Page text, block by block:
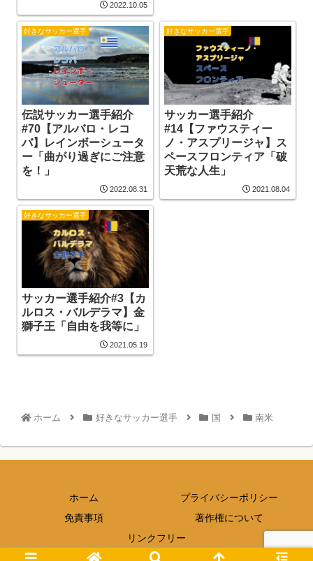
2022.10.05
好きなサッカー選手
伝説サッカー選手紹介
#70【アルバロ・レコ
バ】レインボーシュータ
ー「曲がり過ぎにご注意
を！」
2022.08.31
好きなサッカー選手
サッカー選手紹介
#14【ファウスティー
ノ・アスプリージャ】ス
ペースフロンティア「破
天荒な人生」
2021.08.04
好きなサッカー選手
サッカー選手紹介#3【カ
ルロス・バルデラマ】金
獅子王「自由を我等に」
2021.05.19
ホーム 好きなサッカー選手 国 南米
ホーム
プライバシーポリシー
免責事項
著作権について
リンクフリー